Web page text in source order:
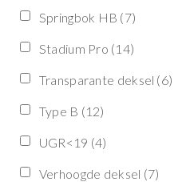
Springbok HB (7)
Stadium Pro (14)
Transparante deksel (6)
Type B (12)
UGR<19 (4)
Verhoogde deksel (7)